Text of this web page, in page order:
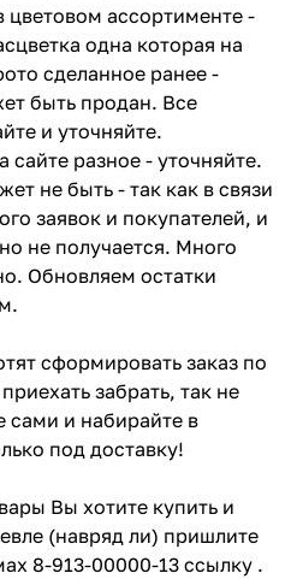
цветовом ассортименте -
одна которая на
сделанное ранее -
быть продан. Все
и уточняйте.
сайте разное - уточняйте.
не быть - так как в связи
заявок и покупателей, и
не получается. Много
Обновляем остатки
сформировать заказ по
забрать, так не
сами и набирайте в
под доставку!
Вы хотите купить и
(навряд ли) пришлите
8-913-00000-13 ссылку .